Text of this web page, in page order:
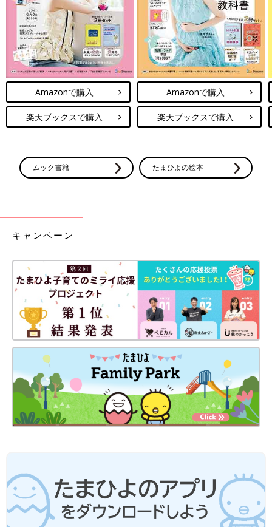
Amazonで購入
楽天ブックスで購入
Amazonで購入
楽天ブックスで購入
ムック書籍 たまひよの絵本
キャンペーン